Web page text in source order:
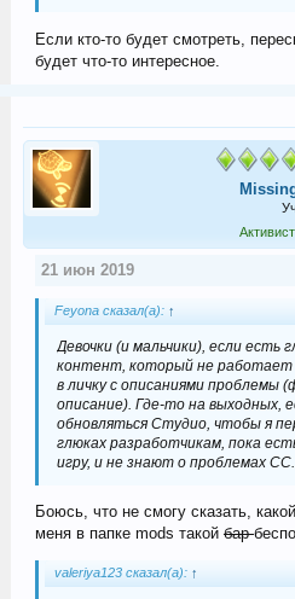
Если кто-то будет смотреть,
будет что-то интересное.
21 июн 2019
Feyona сказал(а): ↑
Девочки (и мальчики), если есть
контент, который не работает
в личку с описаниями проблемы
описание). Где-то на выходных,
обновляться Студио, чтобы я
глюках разработчикам, пока
игру, и не знают о проблемах СС.
Боюсь, что не смогу сказать,
меня в папке mods такой бар
valeriya123 сказал(а): ↑